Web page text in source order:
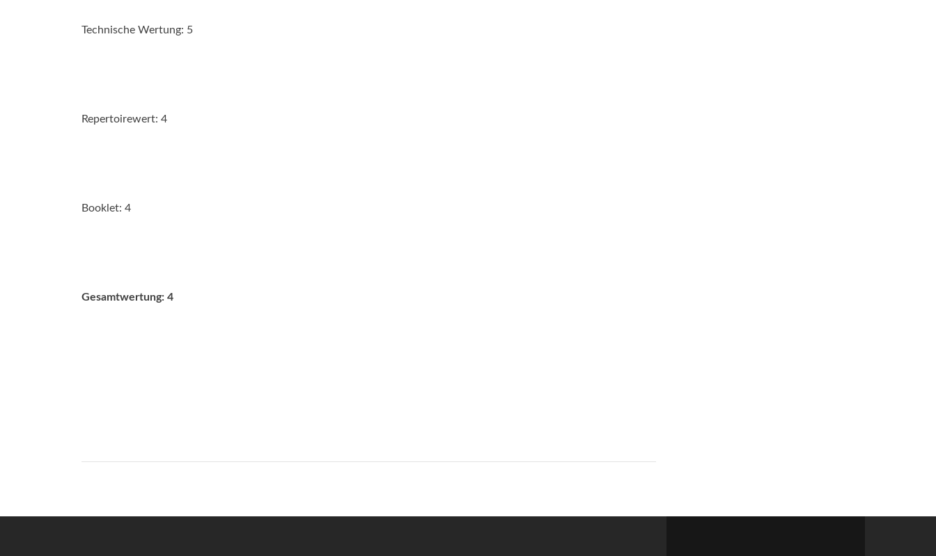
Technische Wertung: 5
Repertoirewert: 4
Booklet: 4
Gesamtwertung: 4